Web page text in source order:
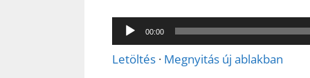
Audió
lejátszó
00:00
Letöltés · Megnyitás új ablakban